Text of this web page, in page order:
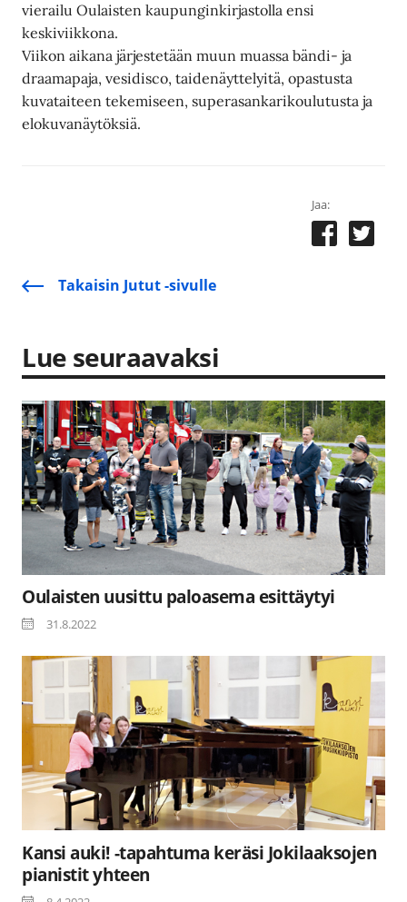
vierailu Oulaisten kaupunginkirjastolla ensi
keskiviikkona.
Viikon aikana järjestetään muun muassa bändi- ja
draamapaja, vesidisco, taidenäyttelyitä, opastusta
kuvataiteen tekemiseen, superasankarikoulutusta ja
elokuvanäytöksiä.
Jaa:
Takaisin Jutut -sivulle
Lue seuraavaksi
Oulaisten uusittu paloasema esittäytyi
31.8.2022
Kansi auki! -tapahtuma keräsi Jokilaaksojen
pianistit yhteen